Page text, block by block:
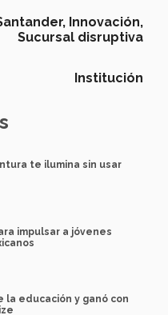
Innovación,
Sucursal disruptiva
Institución
te ilumina sin usar
impulsar a jóvenes
la educación y ganó con